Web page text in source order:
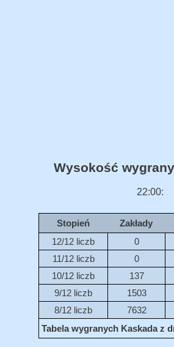
Wysokość
22:00:
Stopień Zakłady
12/12 liczb
0
11/12 liczb
0
10/12 liczb
137
9/12 liczb
1503
8/12 liczb
7632
Tabela wygranych Kaskada z